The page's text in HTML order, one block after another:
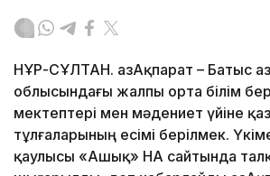
НҰР-СҰЛТАН. ҚазАқпарат – Батыс
облысындағы жалпы орта білім
мектептері мен мәдениет үйіне
тұлғаларының есімі берілмек.
қаулысы «Ашық» НҚА сайтында